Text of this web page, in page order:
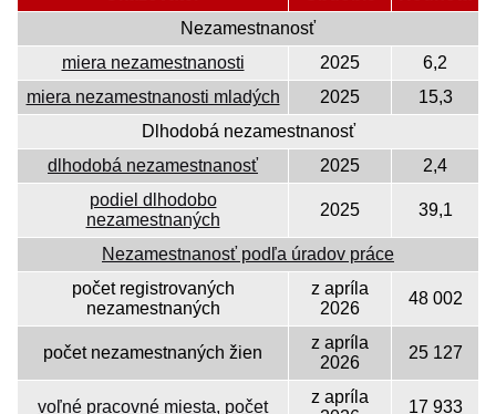
Nezamestnanosť
miera nezamestnanosti
2025
6,2
miera nezamestnanosti mladých
2025
15,3
Dlhodobá nezamestnanosť
dlhodobá nezamestnanosť
2025
2,4
podiel dlhodobo
nezamestnaných
2025 39,1
Nezamestnanosť podľa úradov práce
počet registrovaných
nezamestnaných
z apríla
2026
48 002
počet nezamestnaných žien
z apríla
2026
25 127
voľné pracovné miesta, počet
z apríla
17 933